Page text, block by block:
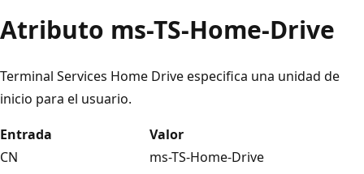
Atributo ms-TS-Home-Drive
Terminal Services Home Drive especifica una unidad de
inicio para el usuario.
Entrada
Valor
CN
ms-TS-Home-Drive